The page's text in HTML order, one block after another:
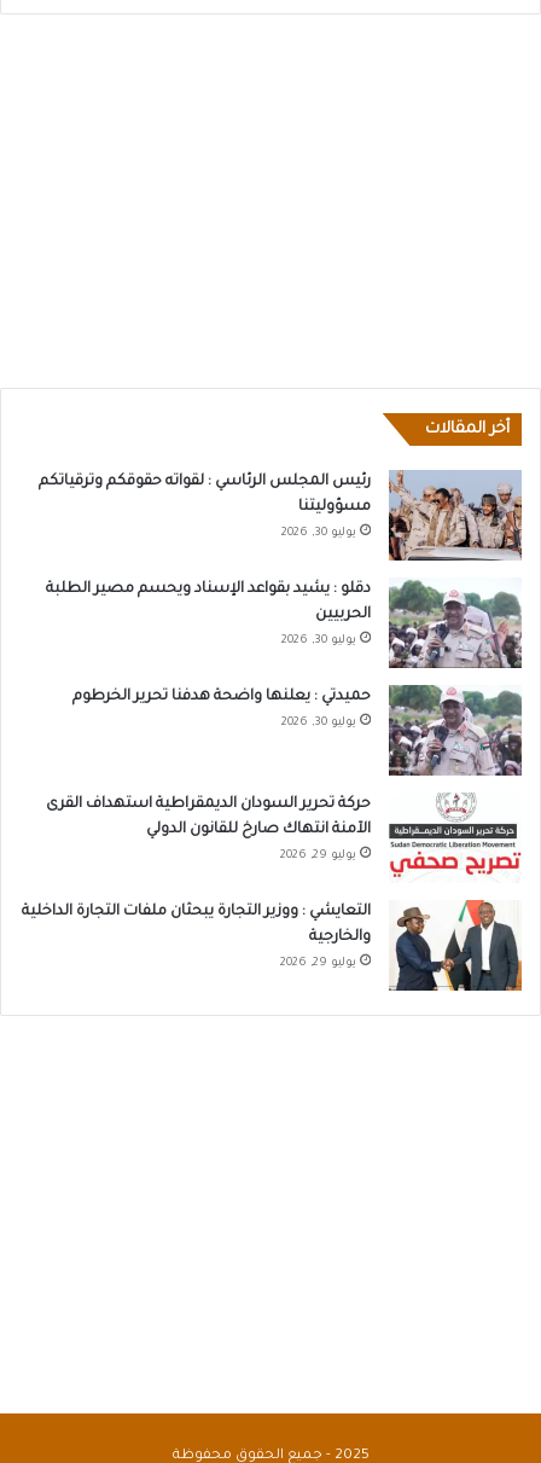
أخر المقالات
رئيس المجلس الرئاسي : لقواته حقوقكم وترقياتكم
مسؤوليتنا
يوليو 30, 2026
دقلو : يشيد بقواعد الإسناد ويحسم مصير الطلبة
الحربيين
يوليو 30, 2026
حميدتي : يعلنها واضحة هدفنا تحرير الخرطوم
يوليو 30, 2026
حركة تحرير السودان الديمقراطية استهداف القرى
الآمنة انتهاك صارخ للقانون الدولي
يوليو 29, 2026
التعايشي : ووزير التجارة يبحثان ملفات التجارة الداخلية
والخارجية
يوليو 29, 2026
2025 - جميع الحقوق محفوظة